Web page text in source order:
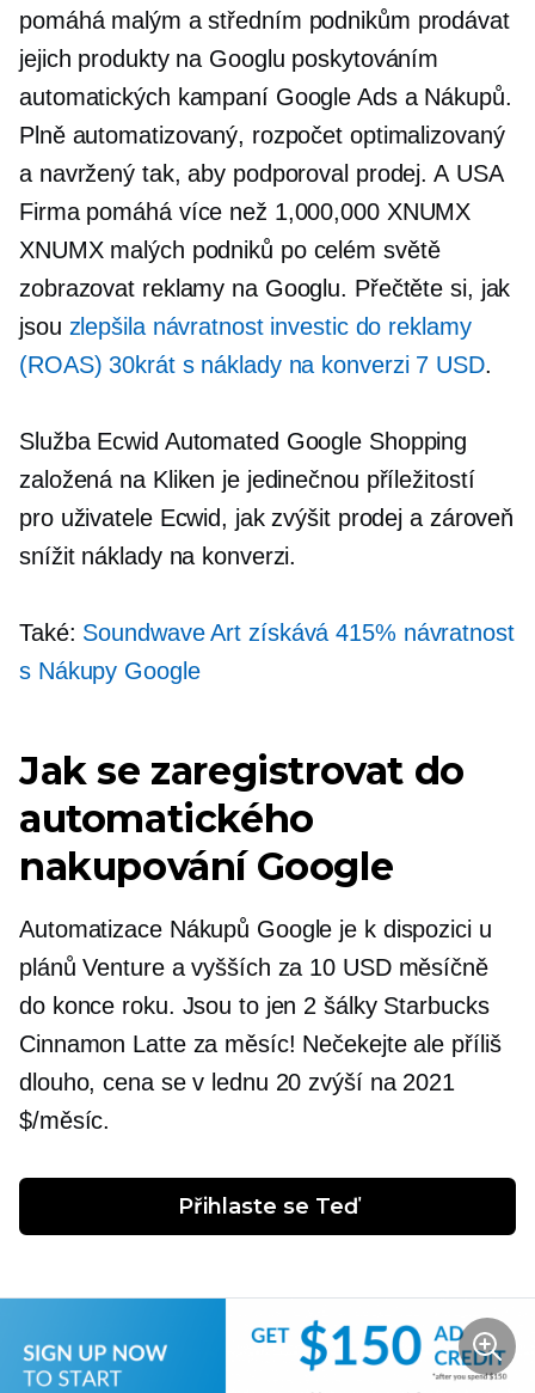
pomáhá malým a středním podnikům prodávat
jejich produkty na Googlu poskytováním
automatických kampaní Google Ads a Nákupů.
Plně automatizovaný, rozpočet optimalizovaný
a navržený tak, aby podporoval prodej. A USA
Firma pomáhá více než 1,000,000 XNUMX
XNUMX malých podniků po celém světě
zobrazovat reklamy na Googlu. Přečtěte si, jak
jsou zlepšila návratnost investic do reklamy
(ROAS) 30krát s náklady na konverzi 7 USD.
Služba Ecwid Automated Google Shopping
založená na Kliken je jedinečnou příležitostí
pro uživatele Ecwid, jak zvýšit prodej a zároveň
snížit náklady na konverzi.
Také: Soundwave Art získává 415% návratnost
s Nákupy Google
Jak se zaregistrovat do
automatického
nakupování Google
Automatizace Nákupů Google je k dispozici u
plánů Venture a vyšších za 10 USD měsíčně
do konce roku. Jsou to jen 2 šálky Starbucks
Cinnamon Latte za měsíc! Nečekejte ale příliš
dlouho, cena se v lednu 20 zvýší na 2021
$/měsíc.
Přihlaste se Teď